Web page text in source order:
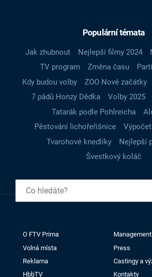
Populární témata
Jak zhubnout Nejlepší filmy 2024
TV program
Změna času
Kdy budou volby
ZOO Nové začátky
7 pádů Honzy Dědka
Volby 2025
Tatarák podle Pohlreicha
Pěstování lichořeřišnice
Tvarohové knedlíky
Nejlepší
Švestkový koláč
O FTV Prima
Management
Volná místa
Press
Reklama
Castingy a
HbbTV
Kontakty